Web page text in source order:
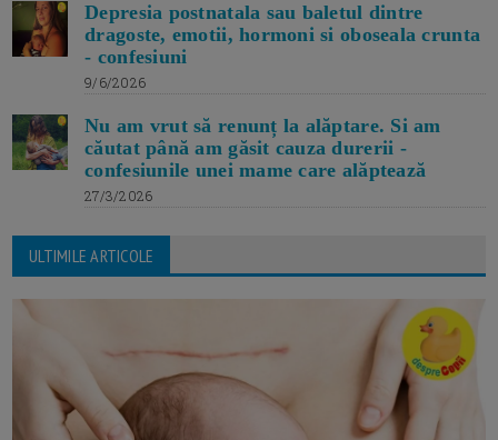
Depresia postnatala sau baletul dintre
dragoste, emotii, hormoni si oboseala crunta
- confesiuni
9/6/2026
Nu am vrut să renunț la alăptare. Si am
căutat până am găsit cauza durerii -
confesiunile unei mame care alăptează
27/3/2026
ULTIMILE ARTICOLE